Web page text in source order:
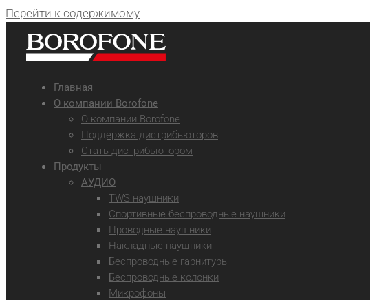
Перейти к содержимому
Главная
О компании Borofone
О компании Borofone
Поддержка дистрибьюторов
Стать дистрибьютором
Продукты
АУДИО
TWS наушники
Спортивные беспроводные наушники
Проводные наушники
Накладные наушники
Беспроводные гарнитуры
Беспроводные колонки
Микрофоны